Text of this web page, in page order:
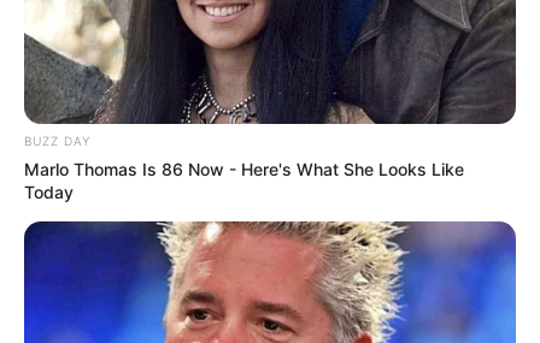
A representação do
SINCOSAM comandou o ato de defesa
Até o fechamento desta matéria, a Secretaria de Saúde de Manaus
não conseguiu justificar o motivo da retenção do retroativo dos
salários dos Agentes de Saúde.
BUZZ DAY
Marlo Thomas Is 86 Now - Here's What She Looks Like
Today